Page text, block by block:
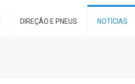
DIREÇÃO E PNEUS NOTÍCIAS